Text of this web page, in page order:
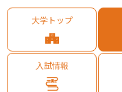
大学トップ
入試情報